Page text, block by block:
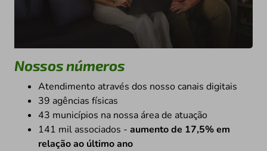
Nossos números
Atendimento através dos nosso canais digitais
39 agências físicas
43 municípios na nossa área de atuação
141 mil associados - aumento de 17,5% em
relação ao último ano